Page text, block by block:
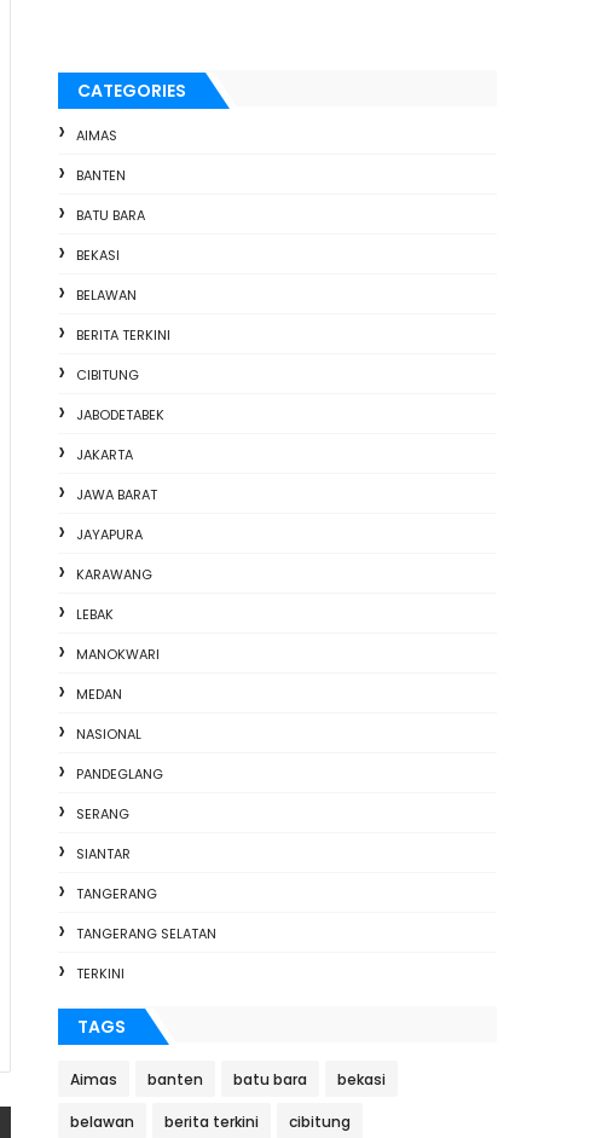
CATEGORIES
AIMAS
BANTEN
BATU BARA
BEKASI
BELAWAN
BERITA TERKINI
CIBITUNG
JABODETABEK
JAKARTA
JAWA BARAT
JAYAPURA
KARAWANG
LEBAK
MANOKWARI
MEDAN
NASIONAL
PANDEGLANG
SERANG
SIANTAR
TANGERANG
TANGERANG SELATAN
TERKINI
TAGS
Aimas banten batu bara bekasi
belawan berita terkini cibitung